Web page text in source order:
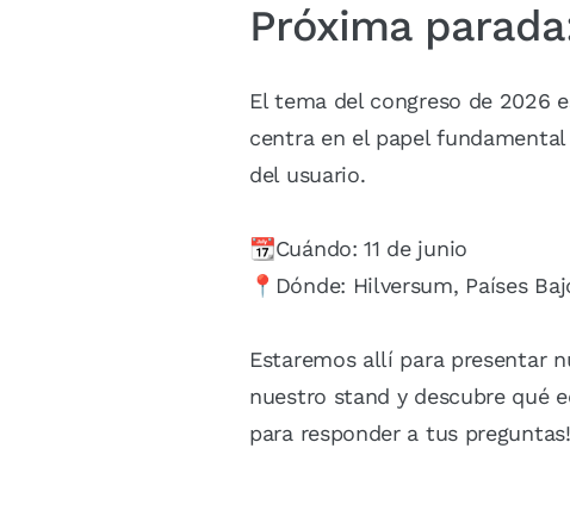
Próxima
El tema del congreso de 2026
centra en el papel
del usuario.
📆Cuándo: 11 de junio
📍Dónde: Hilversum, Países
Estaremos allí para presentar
nuestro stand y descubre qué
para responder a tus preguntas!